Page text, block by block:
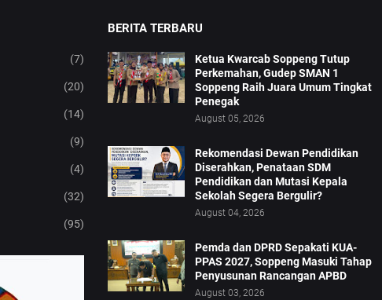
(7)
(20)
(14)
(9)
(4)
(32)
(95)
BERITA TERBARU
Ketua Kwarcab Soppeng Tutup
Perkemahan, Gudep SMAN 1
Soppeng Raih Juara Umum Tingkat
Penegak
August 05, 2026
Rekomendasi Dewan Pendidikan
Diserahkan, Penataan SDM
Pendidikan dan Mutasi Kepala
Sekolah Segera Bergulir?
August 04, 2026
Pemda dan DPRD Sepakati KUA-
PPAS 2027, Soppeng Masuki Tahap
Penyusunan Rancangan APBD
August 03, 2026